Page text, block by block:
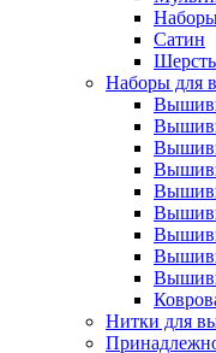
Сатин
Шерсть
Наборы для
Нитки для